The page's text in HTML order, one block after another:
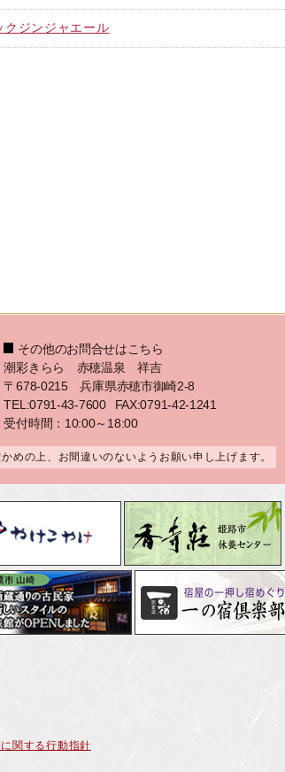
クジンジャエール
その他のお問合せはこちら
潮彩きらら 赤穂温泉 祥吉
〒678-0215 兵庫県赤穂市御崎2-8
TEL:0791-43-7600
FAX:0791-42-1241
受付時間：10:00～18:00
めの上、お間違いのないようお願い申し上げます。
関する行動指針